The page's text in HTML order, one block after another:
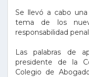
Se llevó a cabo
tema de los
responsabilidad
Las palabras de
presidente de la
Colegio de